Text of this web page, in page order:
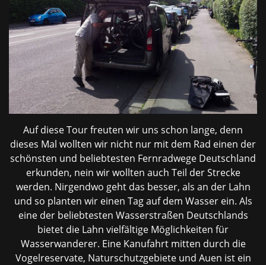
Auf diese Tour freuten wir uns schon lange, denn
dieses Mal wollten wir nicht nur mit dem Rad einen der
schönsten und beliebtesten Fernradwege Deutschland
erkunden, nein wir wollten auch Teil der Strecke
werden. Nirgendwo geht das besser, als an der Lahn
und so planten wir einen Tag auf dem Wasser ein. Als
eine der beliebtesten Wasserstraßen Deutschlands
bietet die Lahn vielfältige Möglichkeiten für
Wasserwanderer. Eine Kanufahrt mitten durch die
Vogelreservate, Naturschutzgebiete und Auen ist ein